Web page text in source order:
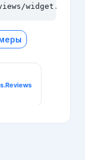
widget.js"